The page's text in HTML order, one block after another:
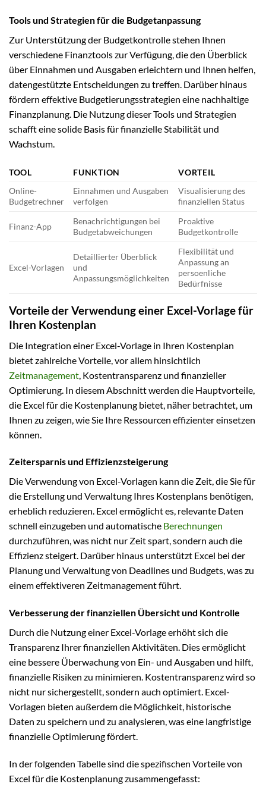
Tools und Strategien für die Budgetanpassung
Zur Unterstützung der Budgetkontrolle stehen Ihnen
verschiedene Finanztools zur Verfügung, die den Überblick
über Einnahmen und Ausgaben erleichtern und Ihnen helfen,
datengestützte Entscheidungen zu treffen. Darüber hinaus
fördern effektive Budgetierungsstrategien eine nachhaltige
Finanzplanung. Die Nutzung dieser Tools und Strategien
schafft eine solide Basis für finanzielle Stabilität und
Wachstum.
TOOL FUNKTION
VORTEIL
Online-
Budgetrechner
Einnahmen und Ausgaben
verfolgen
Visualisierung des
finanziellen Status
Finanz-App
Benachrichtigungen bei
Budgetabweichungen
Proaktive
Budgetkontrolle
Excel-Vorlagen
Detaillierter Überblick
und
Anpassungsmöglichkeiten
Flexibilität und
Anpassung an
persoenliche
Bedürfnisse
Vorteile der Verwendung einer Excel-Vorlage für
Ihren Kostenplan
Die Integration einer Excel-Vorlage in Ihren Kostenplan
bietet zahlreiche Vorteile, vor allem hinsichtlich
Zeitmanagement , Kostentransparenz und finanzieller
Optimierung. In diesem Abschnitt werden die Hauptvorteile,
die Excel für die Kostenplanung bietet, näher betrachtet, um
Ihnen zu zeigen, wie Sie Ihre Ressourcen effizienter einsetzen
können.
Zeitersparnis und Effizienzsteigerung
Die Verwendung von Excel-Vorlagen kann die Zeit, die Sie für
die Erstellung und Verwaltung Ihres Kostenplans benötigen,
erheblich reduzieren. Excel ermöglicht es, relevante Daten
schnell einzugeben und automatische Berechnungen
durchzuführen, was nicht nur Zeit spart, sondern auch die
Effizienz steigert. Darüber hinaus unterstützt Excel bei der
Planung und Verwaltung von Deadlines und Budgets, was zu
einem effektiveren Zeitmanagement führt.
Verbesserung der finanziellen Übersicht und Kontrolle
Durch die Nutzung einer Excel-Vorlage erhöht sich die
Transparenz Ihrer finanziellen Aktivitäten. Dies ermöglicht
eine bessere Überwachung von Ein- und Ausgaben und hilft,
finanzielle Risiken zu minimieren. Kostentransparenz wird so
nicht nur sichergestellt, sondern auch optimiert. Excel-
Vorlagen bieten außerdem die Möglichkeit, historische
Daten zu speichern und zu analysieren, was eine langfristige
finanzielle Optimierung fördert.
In der folgenden Tabelle sind die spezifischen Vorteile von
Excel für die Kostenplanung zusammengefasst: